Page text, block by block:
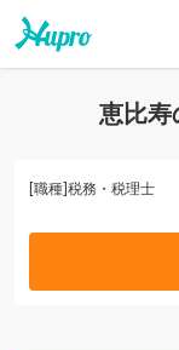
恵比寿
[職種]税務・税理士